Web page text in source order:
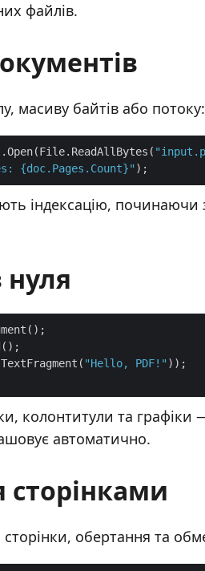
файлів.
масиву байтів або потоку:
{doc.Pages.Count}"
індексацію, починаючи
нуля
"Hello, PDF!"
колонтитули та графіки
автоматично.
сторінками
обертання та